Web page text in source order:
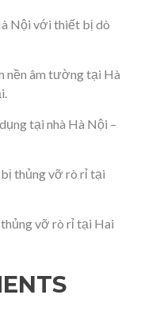
Nội với thiết bị dò
nền âm tường tại Hà
tại nhà Hà Nội –
thủng vỡ rò rỉ tại
vỡ rò rỉ tại Hai